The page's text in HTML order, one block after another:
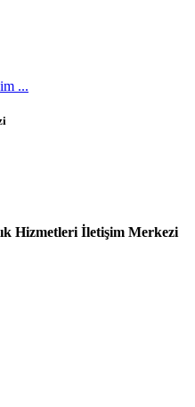
...
Hizmetleri İletişim Merkezi